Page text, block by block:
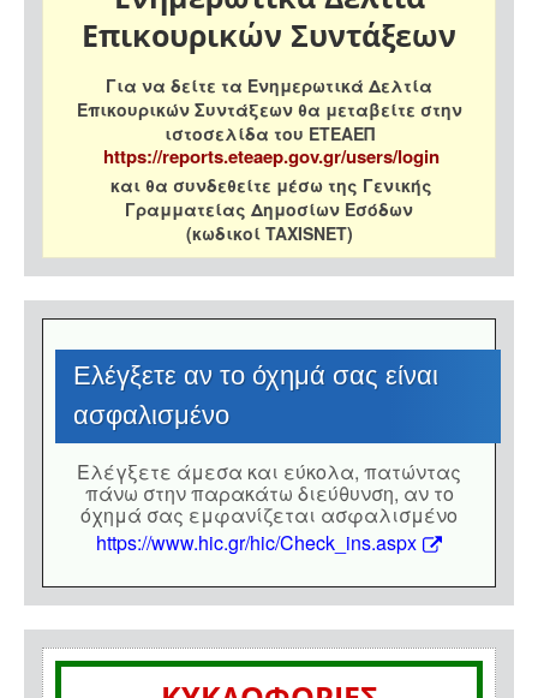
Επικουρικών Συντάξεων
Για να δείτε τα Ενημερωτικά Δελτία
Επικουρικών Συντάξεων θα μεταβείτε στην
ιστοσελίδα του ΕΤΕΑΕΠ
https://reports.eteaep.gov.gr/users/login
και θα συνδεθείτε μέσω της Γενικής
Γραμματείας Δημοσίων Εσόδων
(κωδικοί TAXISNET)
Eλέγξετε αν το όχημά σας είναι
ασφαλισμένο
Eλέγξετε άμεσα και εύκολα, πατώντας
πάνω στην παρακάτω διεύθυνση, αν το
όχημά σας εμφανίζεται ασφαλισμένο
https://www.hic.gr/hic/Check_ins.aspx